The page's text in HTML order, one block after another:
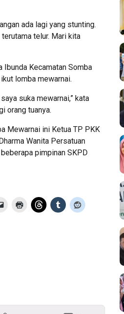
ada lagi yang stunting.
telur. Mari kita
Ibunda Kecamatan Somba
lomba mewarnai.
suka mewarnai,” kata
orang tuanya.
Mewarnai ini Ketua TP PKK
Wanita Persatuan
pimpinan SKPD